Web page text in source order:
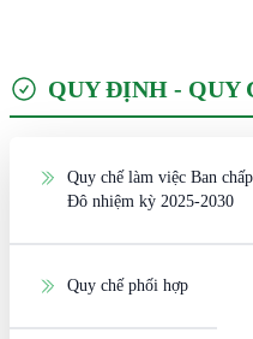
QUY ĐỊNH - QUY
Quy chế làm việc Ban
Đô nhiệm kỳ 2025-2030
Quy chế phối hợp